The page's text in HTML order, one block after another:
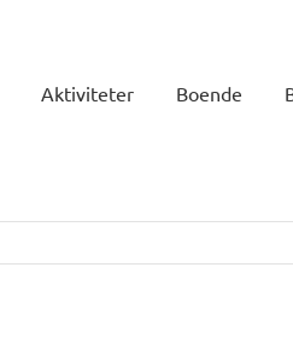
Aktiviteter Boende